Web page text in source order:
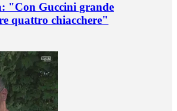
"Con Guccini grande
quattro chiacchere"